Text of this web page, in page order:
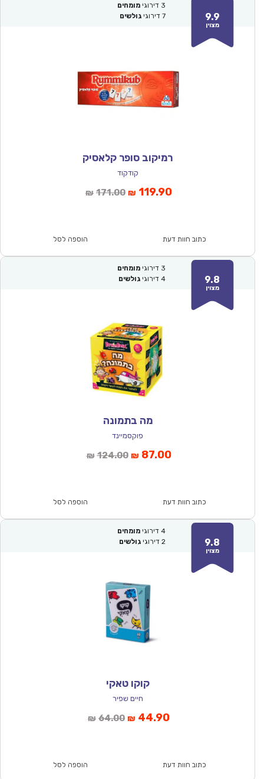
9.9
מצוין
3 דירוגי מומחים
7 דירוגי גולשים
רמיקוב סופר קלאסיק
קודקוד
₪ 171.00המחיר
₪171.00.
₪ 119.90המחיר
כתוב חוות דעת הוספה לסל
9.8
מצוין
3 דירוגי מומחים
4 דירוגי גולשים
מה בתמונה
פוקסמיינד
₪ 124.00המחיר
₪124.00.
₪ 87.00המחיר
כתוב חוות דעת הוספה לסל
9.8
מצוין
4 דירוגי מומחים
2 דירוגי גולשים
קוקו טאקי
חיים שפיר
₪ 64.00המחיר
₪64.00.
₪ 44.90המחיר
כתוב חוות דעת הוספה לסל